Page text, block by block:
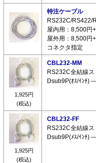
特注ケーブル
RS232C/RS422/
屋内用：8,500円
屋外用：8,500円
コネクタ指定
1,925円
(税込)
CBL232-MM
RS232C全結線
Dsub9P(ｵｽ/ｲﾝﾁ)
1,925円
(税込)
CBL232-FF
RS232C全結線
Dsub9P(ﾒｽ/ｲﾝﾁ)